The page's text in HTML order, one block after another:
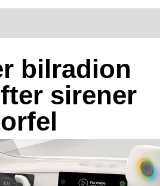
bilradion
sirener